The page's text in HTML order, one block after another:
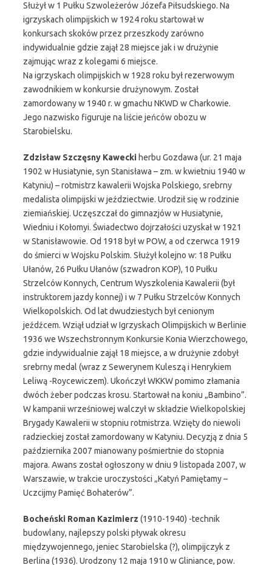
Służył w 1 Pułku Szwoleżerów Józefa Piłsudskiego. Na
igrzyskach olimpijskich w 1924 roku startował w
konkursach skoków przez przeszkody zarówno
indywidualnie gdzie zajął 28 miejsce jak i w drużynie
zajmując wraz z kolegami 6 miejsce.
Na igrzyskach olimpijskich w 1928 roku był rezerwowym
zawodnikiem w konkursie drużynowym. Został
zamordowany w 1940 r. w gmachu NKWD w Charkowie.
Jego nazwisko figuruje na liście jeńców obozu w
Starobielsku.
Zdzisław Szczęsny Kawecki herbu Gozdawa (ur. 21 maja
1902 w Husiatynie, syn Stanisława – zm. w kwietniu 1940 w
Katyniu) – rotmistrz kawalerii Wojska Polskiego, srebrny
medalista olimpijski w jeździectwie. Urodził się w rodzinie
ziemiańskiej. Uczęszczał do gimnazjów w Husiatynie,
Wiedniu i Kołomyi. Świadectwo dojrzałości uzyskał w 1921
w Stanisławowie. Od 1918 był w POW, a od czerwca 1919
do śmierci w Wojsku Polskim. Służył kolejno w: 18 Pułku
Ułanów, 26 Pułku Ułanów (szwadron KOP), 10 Pułku
Strzelców Konnych, Centrum Wyszkolenia Kawalerii (był
instruktorem jazdy konnej) i w 7 Pułku Strzelców Konnych
Wielkopolskich. Od lat dwudziestych był cenionym
jeźdźcem. Wziął udział w Igrzyskach Olimpijskich w Berlinie
1936 we Wszechstronnym Konkursie Konia Wierzchowego,
gdzie indywidualnie zajął 18 miejsce, a w drużynie zdobył
srebrny medal (wraz z Sewerynem Kuleszą i Henrykiem
Leliwą -Roycewiczem). Ukończył WKKW pomimo złamania
dwóch żeber podczas krosu. Startował na koniu „Bambino”.
W kampanii wrześniowej walczył w składzie Wielkopolskiej
Brygady Kawalerii w stopniu rotmistrza. Wzięty do niewoli
radzieckiej został zamordowany w Katyniu. Decyzją z dnia 5
października 2007 mianowany pośmiertnie do stopnia
majora. Awans został ogłoszony w dniu 9 listopada 2007, w
Warszawie, w trakcie uroczystości „Katyń Pamiętamy –
Uczcijmy Pamięć Bohaterów”.
Bocheński Roman Kazimierz (1910-1940) -technik
budowlany, najlepszy polski pływak okresu
międzywojennego, jeniec Starobielska (?), olimpijczyk z
Berlina (1936). Urodzony 12 maja 1910 w Gliniance, pow.